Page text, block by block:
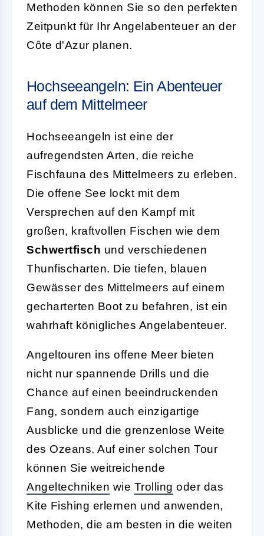
Methoden können Sie so den perfekten
Zeitpunkt für Ihr Angelabenteuer an der
Côte d'Azur planen.
Hochseeangeln: Ein Abenteuer
auf dem Mittelmeer
Hochseeangeln ist eine der
aufregendsten Arten, die reiche
Fischfauna des Mittelmeers zu erleben.
Die offene See lockt mit dem
Versprechen auf den Kampf mit
großen, kraftvollen Fischen wie dem
Schwertfisch und verschiedenen
Thunfischarten. Die tiefen, blauen
Gewässer des Mittelmeers auf einem
gecharterten Boot zu befahren, ist ein
wahrhaft königliches Angelabenteuer.
Angeltouren ins offene Meer bieten
nicht nur spannende Drills und die
Chance auf einen beeindruckenden
Fang, sondern auch einzigartige
Ausblicke und die grenzenlose Weite
des Ozeans. Auf einer solchen Tour
können Sie weitreichende
Angeltechniken wie Trolling oder das
Kite Fishing erlernen und anwenden,
Methoden, die am besten in die weiten